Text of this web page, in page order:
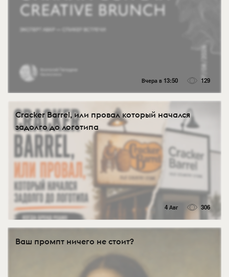
Вчера в 13:50 129
Cracker Barrel, или провал который начался
задолго до логотипа
4 Авг 306
Ваш промпт ничего не стоит?